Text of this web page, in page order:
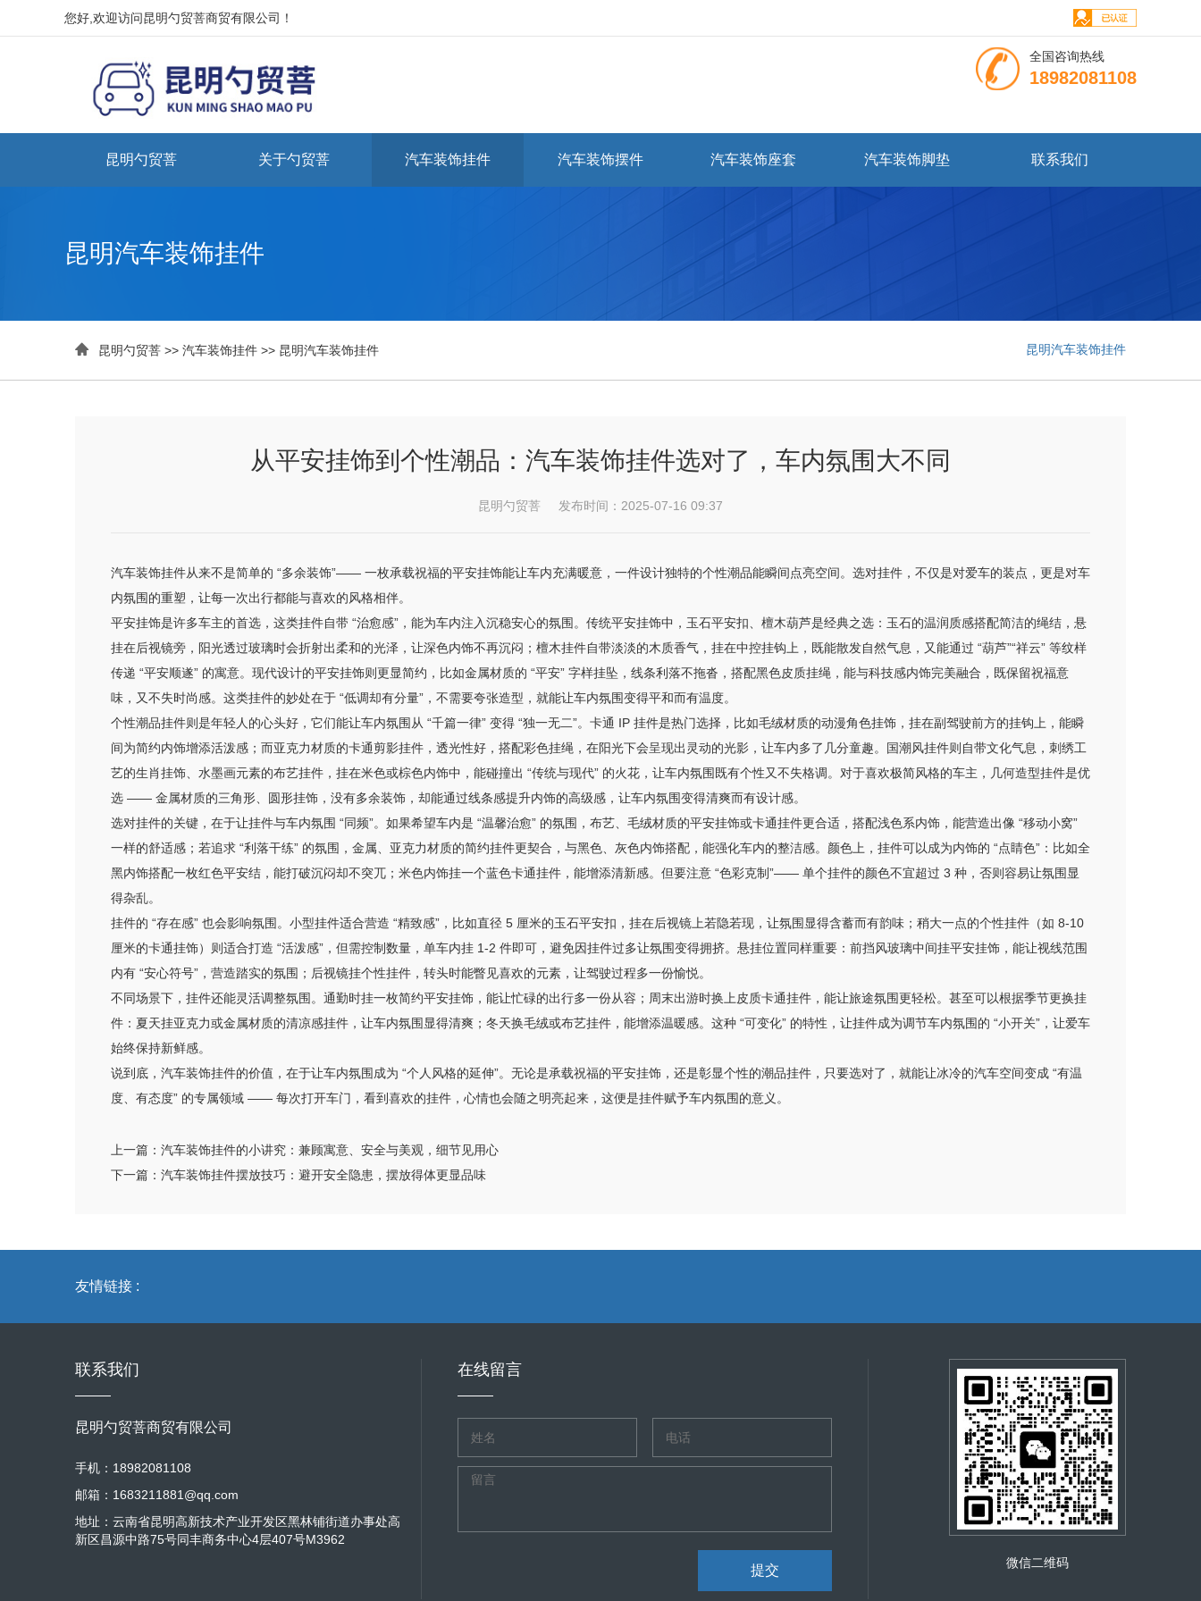
您好,欢迎访问昆明勺贸菩商贸有限公司！
全国咨询热线
18982081108
昆明勺贸菩 关于勺贸菩 汽车装饰挂件 汽车装饰摆件 汽车装饰座套 汽车装饰脚垫 联系我们
昆明汽车装饰挂件
 昆明勺贸菩 >> 汽车装饰挂件 >> 昆明汽车装饰挂件 昆明汽车装饰挂件
从平安挂饰到个性潮品：汽车装饰挂件选对了，车内氛围大不同
昆明勺贸菩 发布时间：2025-07-16 09:37
汽车装饰挂件从来不是简单的 “多余装饰”—— 一枚承载祝福的平安挂饰能让车内充满暖意，一件设计独特的个性潮品能瞬间点亮空间。选对挂件，不仅是对爱车的装点，更是对车
内氛围的重塑，让每一次出行都能与喜欢的风格相伴。
平安挂饰是许多车主的首选，这类挂件自带 “治愈感”，能为车内注入沉稳安心的氛围。传统平安挂饰中，玉石平安扣、檀木葫芦是经典之选：玉石的温润质感搭配简洁的绳结，悬
挂在后视镜旁，阳光透过玻璃时会折射出柔和的光泽，让深色内饰不再沉闷；檀木挂件自带淡淡的木质香气，挂在中控挂钩上，既能散发自然气息，又能通过 “葫芦”“祥云” 等纹样
传递 “平安顺遂” 的寓意。现代设计的平安挂饰则更显简约，比如金属材质的 “平安” 字样挂坠，线条利落不拖沓，搭配黑色皮质挂绳，能与科技感内饰完美融合，既保留祝福意
味，又不失时尚感。这类挂件的妙处在于 “低调却有分量”，不需要夸张造型，就能让车内氛围变得平和而有温度。
个性潮品挂件则是年轻人的心头好，它们能让车内氛围从 “千篇一律” 变得 “独一无二”。卡通 IP 挂件是热门选择，比如毛绒材质的动漫角色挂饰，挂在副驾驶前方的挂钩上，能瞬
间为简约内饰增添活泼感；而亚克力材质的卡通剪影挂件，透光性好，搭配彩色挂绳，在阳光下会呈现出灵动的光影，让车内多了几分童趣。国潮风挂件则自带文化气息，刺绣工
艺的生肖挂饰、水墨画元素的布艺挂件，挂在米色或棕色内饰中，能碰撞出 “传统与现代” 的火花，让车内氛围既有个性又不失格调。对于喜欢极简风格的车主，几何造型挂件是优
选 —— 金属材质的三角形、圆形挂饰，没有多余装饰，却能通过线条感提升内饰的高级感，让车内氛围变得清爽而有设计感。
选对挂件的关键，在于让挂件与车内氛围 “同频”。如果希望车内是 “温馨治愈” 的氛围，布艺、毛绒材质的平安挂饰或卡通挂件更合适，搭配浅色系内饰，能营造出像 “移动小窝”
一样的舒适感；若追求 “利落干练” 的氛围，金属、亚克力材质的简约挂件更契合，与黑色、灰色内饰搭配，能强化车内的整洁感。颜色上，挂件可以成为内饰的 “点睛色”：比如全
黑内饰搭配一枚红色平安结，能打破沉闷却不突兀；米色内饰挂一个蓝色卡通挂件，能增添清新感。但要注意 “色彩克制”—— 单个挂件的颜色不宜超过 3 种，否则容易让氛围显
得杂乱。
挂件的 “存在感” 也会影响氛围。小型挂件适合营造 “精致感”，比如直径 5 厘米的玉石平安扣，挂在后视镜上若隐若现，让氛围显得含蓄而有韵味；稍大一点的个性挂件（如 8-10
厘米的卡通挂饰）则适合打造 “活泼感”，但需控制数量，单车内挂 1-2 件即可，避免因挂件过多让氛围变得拥挤。悬挂位置同样重要：前挡风玻璃中间挂平安挂饰，能让视线范围
内有 “安心符号”，营造踏实的氛围；后视镜挂个性挂件，转头时能瞥见喜欢的元素，让驾驶过程多一份愉悦。
不同场景下，挂件还能灵活调整氛围。通勤时挂一枚简约平安挂饰，能让忙碌的出行多一份从容；周末出游时换上皮质卡通挂件，能让旅途氛围更轻松。甚至可以根据季节更换挂
件：夏天挂亚克力或金属材质的清凉感挂件，让车内氛围显得清爽；冬天换毛绒或布艺挂件，能增添温暖感。这种 “可变化” 的特性，让挂件成为调节车内氛围的 “小开关”，让爱车
始终保持新鲜感。
说到底，汽车装饰挂件的价值，在于让车内氛围成为 “个人风格的延伸”。无论是承载祝福的平安挂饰，还是彰显个性的潮品挂件，只要选对了，就能让冰冷的汽车空间变成 “有温
度、有态度” 的专属领域 —— 每次打开车门，看到喜欢的挂件，心情也会随之明亮起来，这便是挂件赋予车内氛围的意义。
上一篇： 汽车装饰挂件的小讲究：兼顾寓意、安全与美观，细节见用心
下一篇： 汽车装饰挂件摆放技巧：避开安全隐患，摆放得体更显品味
友情链接 :
联系我们
昆明勺贸菩商贸有限公司
手机：18982081108
邮箱：1683211881@qq.com
地址：云南省昆明高新技术产业开发区黑林铺街道办事处高
新区昌源中路75号同丰商务中心4层407号M3962
在线留言
提交 微信二维码